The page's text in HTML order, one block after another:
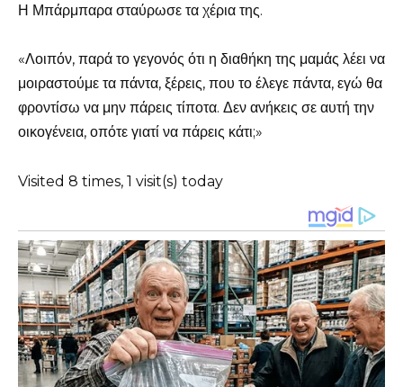
Η Μπάρμπαρα σταύρωσε τα χέρια της.
«Λοιπόν, παρά το γεγονός ότι η διαθήκη της μαμάς λέει να
μοιραστούμε τα πάντα, ξέρεις, που το έλεγε πάντα, εγώ θα
φροντίσω να μην πάρεις τίποτα. Δεν ανήκεις σε αυτή την
οικογένεια, οπότε γιατί να πάρεις κάτι;»
Visited 8 times, 1 visit(s) today